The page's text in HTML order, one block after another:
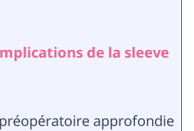
de la sleeve
approfondie